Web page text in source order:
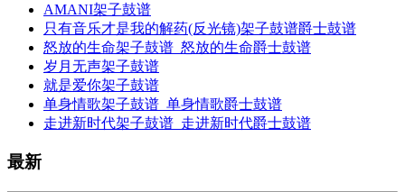
AMANI架子鼓谱
只有音乐才是我的解药(反光镜)架子鼓谱爵士鼓谱
怒放的生命架子鼓谱_怒放的生命爵士鼓谱
岁月无声架子鼓谱
就是爱你架子鼓谱
单身情歌架子鼓谱_单身情歌爵士鼓谱
走进新时代架子鼓谱_走进新时代爵士鼓谱
最新